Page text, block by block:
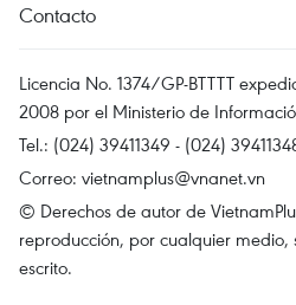
Contacto
Licencia No. 1374/GP-BTTTT
2008 por el Ministerio de
Tel.: (024) 39411349 - (024)
Correo: vietnamplus@vnanet.vn
© Derechos de autor de
reproducción, por cualquier
escrito.